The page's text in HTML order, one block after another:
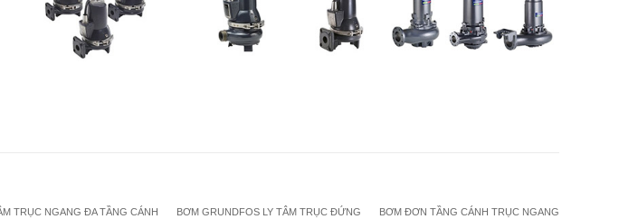
TRỤC NGANG ĐA TẦNG CÁNH BƠM GRUNDFOS LY TÂM TRỤC ĐỨNG BƠM ĐƠN TẦNG CÁNH TRỤC NGANG